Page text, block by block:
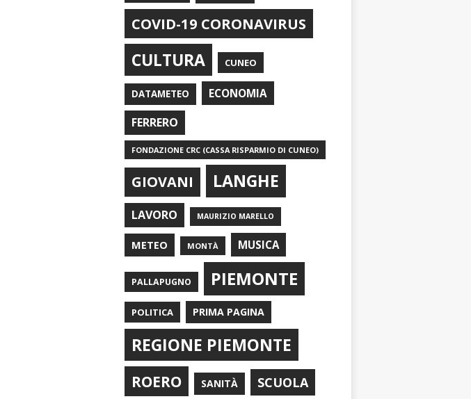
COVID-19 CORONAVIRUS
CULTURA CUNEO
DATAMETEO ECONOMIA
FERRERO
FONDAZIONE CRC (CASSA RISPARMIO DI CUNEO)
GIOVANI LANGHE
LAVORO MAURIZIO MARELLO
METEO MONTÀ MUSICA
PALLAPUGNO PIEMONTE
POLITICA PRIMA PAGINA
REGIONE PIEMONTE
ROERO SANITÀ SCUOLA